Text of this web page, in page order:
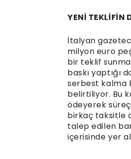
YENİ TEKLİFİN
İtalyan
milyon euro
bir teklif sunma
baskı yaptığı
serbest kalma
belirtiliyor. Bu
ödeyerek
birkaç taksitle
talep edilen
içerisinde yer